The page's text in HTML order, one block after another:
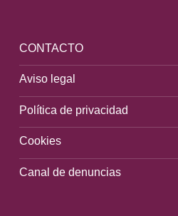
CONTACTO
Aviso legal
Política de privacidad
Cookies
Canal de denuncias